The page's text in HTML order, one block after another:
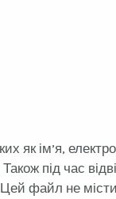
як ім’я,
під час
файл не